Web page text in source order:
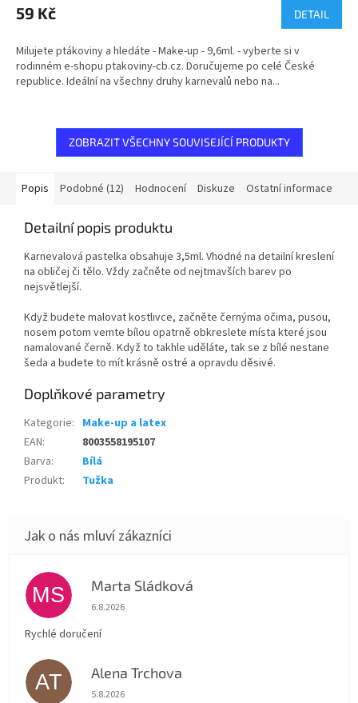
produktu
je
z
5
hvězdiček.
59 Kč DETAIL
Milujete ptákoviny a hledáte - Make-up - 9,6ml. - vyberte si v
rodinném e-shopu ptakoviny-cb.cz. Doručujeme po celé České
republice. Ideální na všechny druhy karnevalů nebo na...
ZOBRAZIT VŠECHNY SOUVISEJÍCÍ PRODUKTY
Popis Podobné (12) Hodnocení Diskuze Ostatní informace
Detailní popis produktu
Karnevalová pastelka obsahuje 3,5ml. Vhodné na detailní kreslení
na obličej či tělo. Vždy začněte od nejtmavších barev po
nejsvětlejší.
Když budete malovat kostlivce, začněte černýma očima, pusou,
nosem potom vemte bílou opatrně obkreslete místa které jsou
namalované černě. Když to takhle uděláte, tak se z bílé nestane
šeda a budete to mít krásně ostré a opravdu děsivé.
Doplňkové parametry
Kategorie: Make-up a latex
EAN:
8003558195107
Barva:
Bílá
Produkt: Tužka
MS Marta Sládková
Hodnocení obchodu je 5 z 5 hvězdiček.
6.8.2026
Rychlé doručení
AT Alena Trchova
Hodnocení obchodu je 5 z 5 hvězdiček.
5.8.2026